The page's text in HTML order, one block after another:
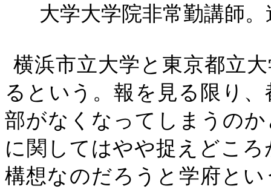
大学大学院非常勤講師
横浜市立大学と東京都立
るという。報を見る限り
部がなくなってしまうの
に関してはやや捉えどこ
構想なのだろうと学府と